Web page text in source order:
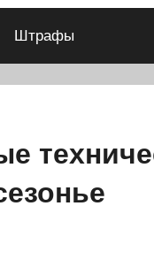
Штрафы